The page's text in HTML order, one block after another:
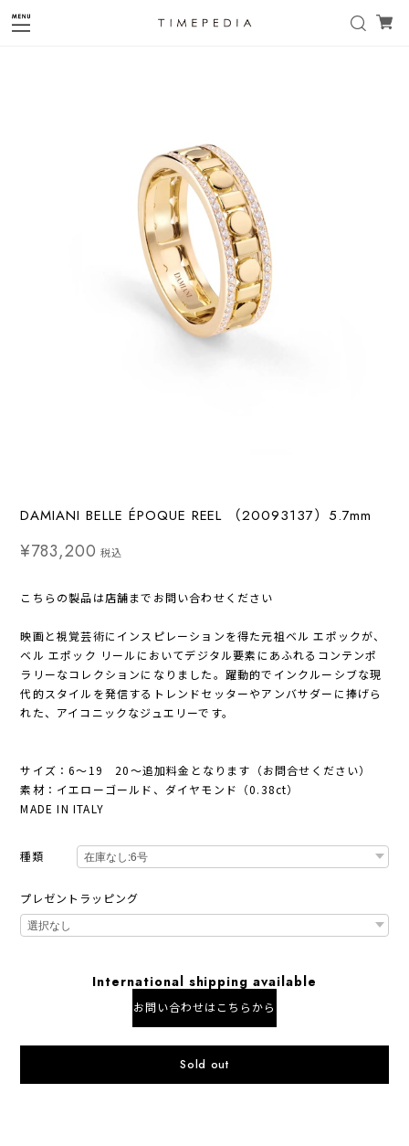
DAMIANI BELLE ÉPOQUE REEL （20093137）5.7mm
¥783,200 税込
こちらの製品は店舗までお問い合わせください
映画と視覚芸術にインスピレーションを得た元祖ベル エポックが、
ベル エポック リールにおいてデジタル要素にあふれるコンテンポ
ラリーなコレクションになりました。躍動的でインクルーシブな現
代的スタイルを発信するトレンドセッターやアンバサダーに捧げら
れた、アイコニックなジュエリーです。
サイズ：6〜19 20〜追加料金となります（お問合せください）
素材：イエローゴールド、ダイヤモンド（0.38ct）
MADE IN ITALY
種類
プレゼントラッピング
International shipping available
お問い合わせはこちらから
Sold out